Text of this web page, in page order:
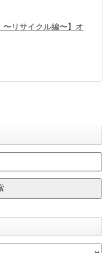
リサイクル編〜】オ